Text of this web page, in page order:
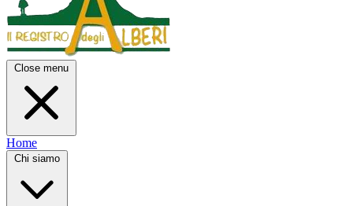
Close menu
Home
Chi siamo